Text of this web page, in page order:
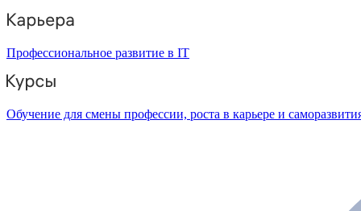
Профессиональное развитие в IT
Обучение для смены профессии, роста в карьере и